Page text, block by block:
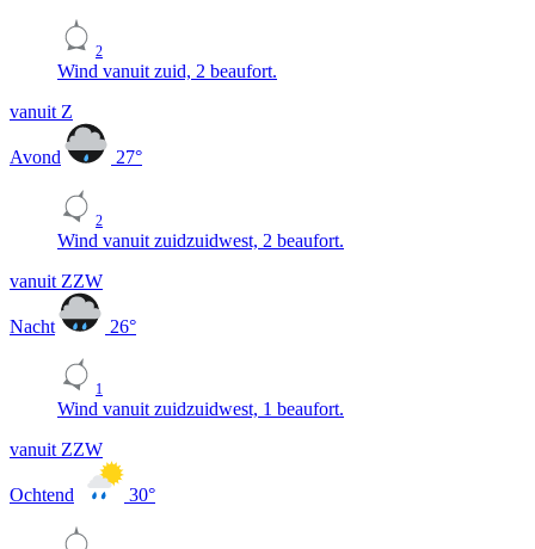
2
Wind vanuit zuid, 2 beaufort.
vanuit Z
Avond 27°
2
Wind vanuit zuidzuidwest, 2 beaufort.
vanuit ZZW
Nacht 26°
1
Wind vanuit zuidzuidwest, 1 beaufort.
vanuit ZZW
Ochtend 30°